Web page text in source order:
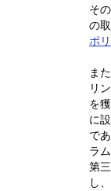
そ
の
ポ
ま
リ
を
に
で
ラ
第
し